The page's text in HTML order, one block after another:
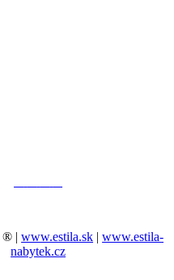
® |www.estila.sk |www.estila-
nabytek.cz